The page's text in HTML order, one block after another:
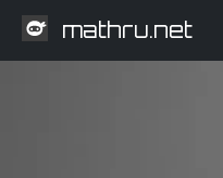
mathru.net